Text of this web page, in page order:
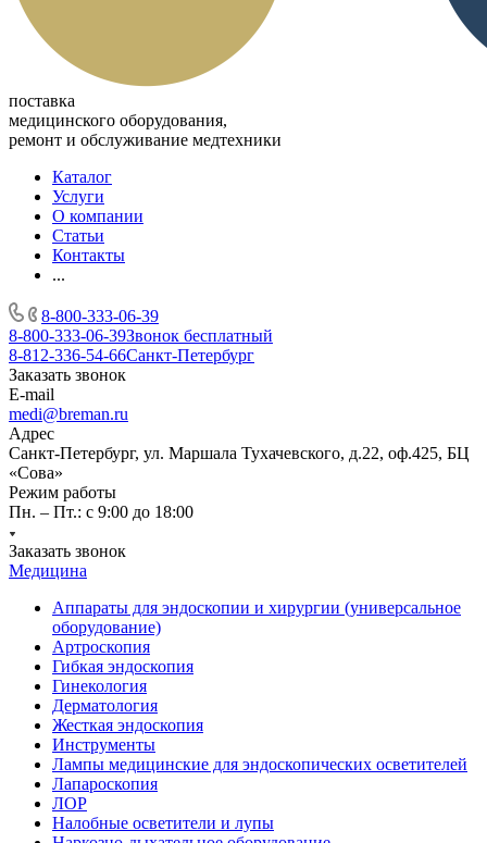
поставка
медицинского оборудования,
ремонт и обслуживание медтехники
Каталог
Услуги
О компании
Статьи
Контакты
...
8-800-333-06-39
8-800-333-06-39Звонок бесплатный
8-812-336-54-66Санкт-Петербург
Заказать звонок
E-mail
medi@breman.ru
Адрес
Санкт-Петербург, ул. Маршала Тухачевского, д.22, оф.425, БЦ
«Сова»
Режим работы
Пн. – Пт.: с 9:00 до 18:00
Заказать звонок
Медицина
Аппараты для эндоскопии и хирургии (универсальное
оборудование)
Артроскопия
Гибкая эндоскопия
Гинекология
Дерматология
Жесткая эндоскопия
Инструменты
Лампы медицинские для эндоскопических осветителей
Лапароскопия
ЛОР
Налобные осветители и лупы